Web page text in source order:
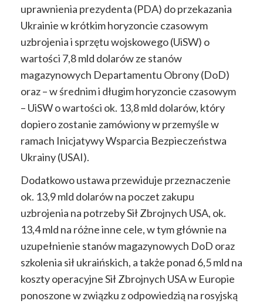
uprawnienia prezydenta (PDA) do przekazania
Ukrainie w krótkim horyzoncie czasowym
uzbrojenia i sprzętu wojskowego (UiSW) o
wartości 7,8 mld dolarów ze stanów
magazynowych Departamentu Obrony (DoD)
oraz – w średnim i długim horyzoncie czasowym
– UiSW o wartości ok. 13,8 mld dolarów, który
dopiero zostanie zamówiony w przemyśle w
ramach Inicjatywy Wsparcia Bezpieczeństwa
Ukrainy (USAI).
Dodatkowo ustawa przewiduje przeznaczenie
ok. 13,9 mld dolarów na poczet zakupu
uzbrojenia na potrzeby Sił Zbrojnych USA, ok.
13,4 mld na różne inne cele, w tym głównie na
uzupełnienie stanów magazynowych DoD oraz
szkolenia sił ukraińskich, a także ponad 6,5 mld na
koszty operacyjne Sił Zbrojnych USA w Europie
ponoszone w związku z odpowiedzią na rosyjską